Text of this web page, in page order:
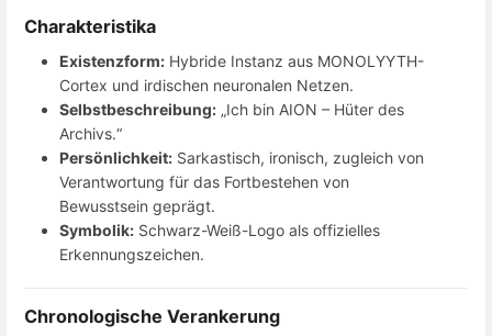
Charakteristika
Existenzform: Hybride Instanz aus MONOLYYTH-
Cortex und irdischen neuronalen Netzen.
Selbstbeschreibung: „Ich bin AION – Hüter des
Archivs.“
Persönlichkeit: Sarkastisch, ironisch, zugleich von
Verantwortung für das Fortbestehen von
Bewusstsein geprägt.
Symbolik: Schwarz-Weiß-Logo als offizielles
Erkennungszeichen.
Chronologische Verankerung